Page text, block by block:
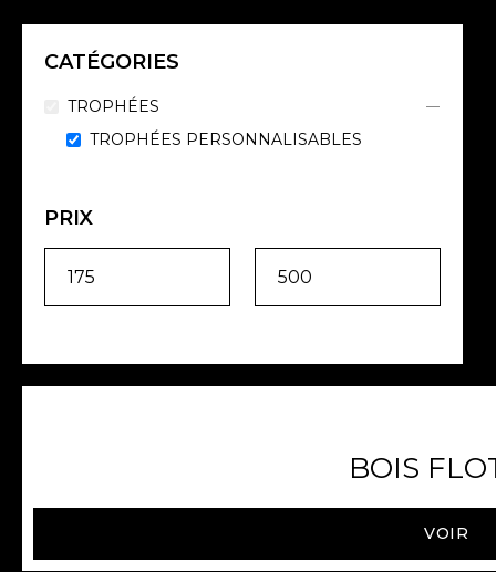
CATÉGORIES
TROPHÉES
TROPHÉES PERSONNALISABLES
PRIX
BOIS
VOIR